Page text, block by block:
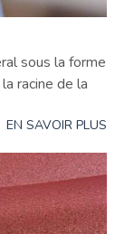
sous la forme
racine de la
EN SAVOIR PLUS